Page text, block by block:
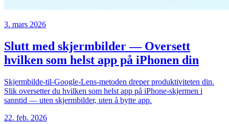
3. mars 2026
Slutt med skjermbilder — Oversett
hvilken som helst app på iPhonen din
Skjermbilde-til-Google-Lens-metoden dreper produktiviteten din.
Slik oversetter du hvilken som helst app på iPhone-skjermen i
sanntid — uten skjermbilder, uten å bytte app.
22. feb. 2026